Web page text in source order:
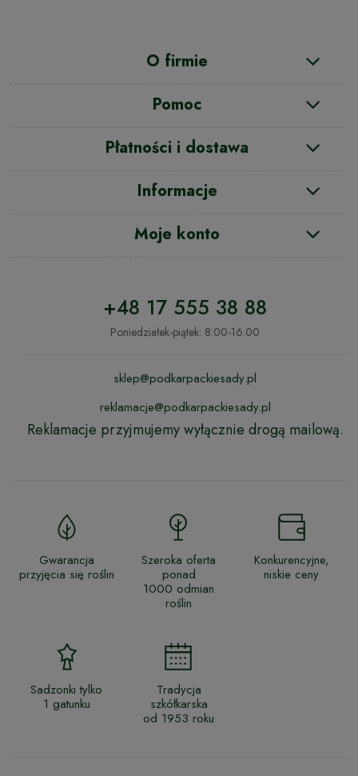
O firmie
Pomoc
Płatności i dostawa
Informacje
Moje konto
+48 17 555 38 88
Poniedziałek-piątek: 8:00-16:00
sklep@podkarpackiesady.pl
reklamacje@podkarpackiesady.pl
Reklamacje przyjmujemy wyłącznie drogą mailową.
Gwarancja
przyjęcia się roślin
Szeroka oferta
ponad
1000 odmian
roślin
Konkurencyjne,
niskie ceny
Sadzonki tylko
1 gatunku
Tradycja
szkółkarska
od 1953 roku